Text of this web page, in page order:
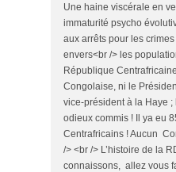
Une haine viscérale en
immaturité psycho
aux arrêts pour les
envers<br /> les
République
Congolaise, ni le
vice-président à la Haye
odieux commis ! Il ya eu
Centrafricains ! Aucun
/> <br /> L’histoire de la
connaissons, allez vous